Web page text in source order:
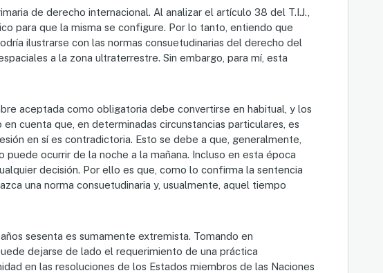
de derecho internacional. Al analizar el artículo 38 del T.I.J.,
para que la misma se configure. Por lo tanto, entiendo que
ilustrarse con las normas consuetudinarias del derecho del
a la zona ultraterrestre. Sin embargo, para mí, esta
aceptada como obligatoria debe convertirse en habitual, y los
en cuenta que, en determinadas circunstancias particulares, es
en sí es contradictoria. Esto se debe a que, generalmente,
ocurrir de la noche a la mañana. Incluso en esta época
decisión. Por ello es que, como lo confirma la sentencia
una norma consuetudinaria y, usualmente, aquel tiempo
sesenta es sumamente extremista. Tomando en
dejarse de lado el requerimiento de una práctica
en las resoluciones de los Estados miembros de las Naciones